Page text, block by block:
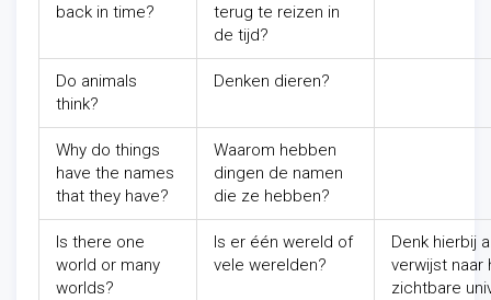
back in time?
terug te reizen in
de tijd?
Do animals
think?
Denken dieren?
Why do things
have the names
that they have?
Waarom hebben
dingen de namen
die ze hebben?
Is there one
world or many
worlds?
Is er één wereld of
vele werelden?
Denk hierbij
verwijst
zichtbare